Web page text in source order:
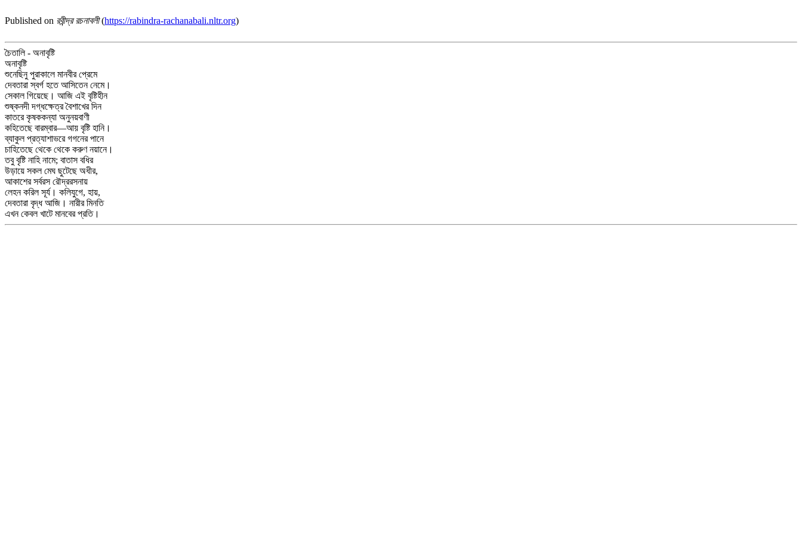
Published on রবীন্দ্র রচনাবলী(https://rabindra-rachanabali.nltr.org)
চৈতালি - অনাবৃষ্টি
অনাবৃষ্টি
শুনেছিনু পুরাকালে মানবীর প্রেমে
দেবতারা স্বর্গ হতে আসিতেন নেমে।
সেকাল গিয়েছে। আজি এই বৃষ্টিহীন
শুষ্কনদী দগ্ধক্ষেত্র বৈশাখের দিন
কাতরে কৃষককন্যা অনুনয়বাণী
কহিতেছে বারম্বার—আয় বৃষ্টি হানি।
ব্যাকুল প্রত্যাশাভরে গগনের পানে
চাহিতেছে থেকে থেকে করুণ নয়ানে।
তবু বৃষ্টি নাহি নামে; বাতাস বধির
উড়ায়ে সকল মেঘ ছুটেছে অধীর,
আকাশের সর্বরস রৌদ্ররসনায়
লেহন করিল সূর্য। কলিযুগে, হায়,
দেবতারা বৃদ্ধ আজি। নারীর মিনতি
এখন কেবল খাটে মানবের প্রতি।